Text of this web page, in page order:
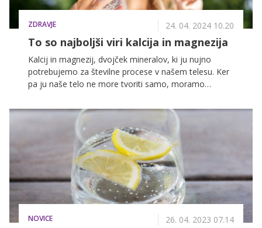
ZDRAVJE 24. 04. 2024 10.20
To so najboljši viri kalcija in magnezija
Kalcij in magnezij, dvojček mineralov, ki ju nujno
potrebujemo za številne procese v našem telesu. Ker
pa ju naše telo ne more tvoriti samo, moramo
hrane. S priljubljeno osvežilno pijačo pa lahko to
storite na en mah.
NOVICE 26. 04. 2023 07.14